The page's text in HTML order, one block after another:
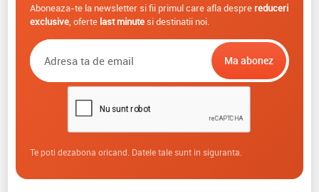
Aboneaza-te la newsletter si fii primul care afla despre reduceri
exclusive, oferte last minutesi destinatii noi.
Te poti dezabona oricand. Datele tale sunt in siguranta.